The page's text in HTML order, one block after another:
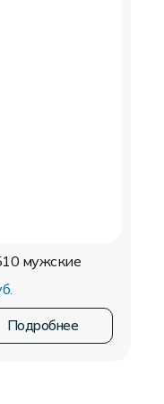
мужские
Подробнее